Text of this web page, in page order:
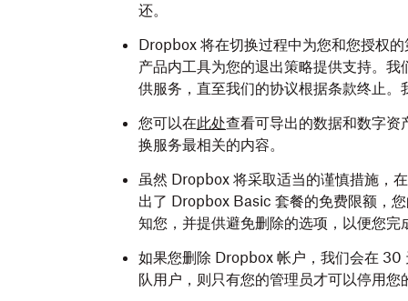
还。
Dropbox 将在切换过程中为您和您授权
产品内工具为您的退出策略提供支持。
供服务，直至我们的协议根据条款终止
您可以在此处查看可导出的数据和数字资
换服务最相关的内容。
虽然 Dropbox 将采取适当的谨慎措施，
出了 Dropbox Basic 套餐的免费限额，
知您，并提供避免删除的选项，以便您完
如果您删除 Dropbox 帐户，我们会在 30
队用户，则只有您的管理员才可以停用您